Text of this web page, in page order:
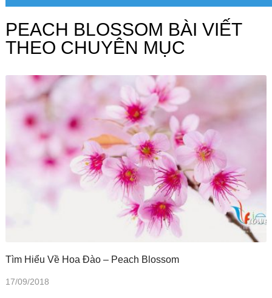
PEACH BLOSSOM BÀI VIẾT
THEO CHUYÊN MỤC
Tìm Hiểu Về Hoa Đào – Peach Blossom
17/09/2018